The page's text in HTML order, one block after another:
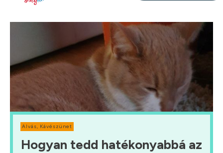
Alvás Kávészünet
Hogyan tedd hatékonyabbá az